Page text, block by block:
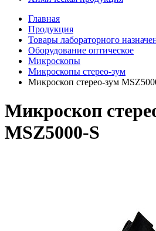
Главная
Продукция
Товары лабораторного
Оборудование оптическое
Микроскопы
Микроскопы стерео-зум
Микроскоп стерео-зум
Микроскоп
MSZ5000-S